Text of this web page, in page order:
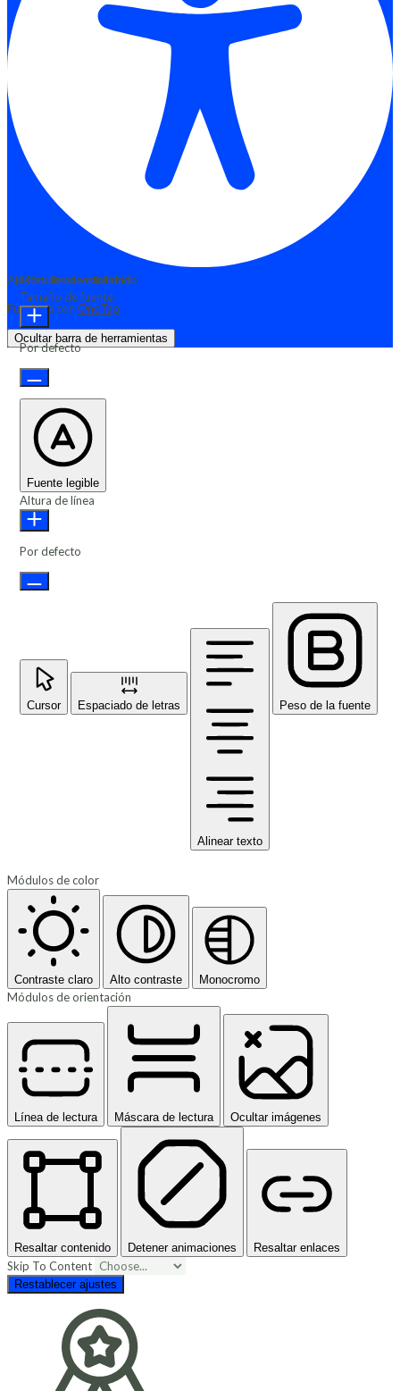
Ajustes de accesibilidad
Funciona con OneTap
Ocultar barra de herramientas
Módulos de contenido
Tamaño de fuente
Por defecto
Fuente legible
Altura de línea
Por defecto
Cursor Espaciado de letras
Alinear texto
Peso de la fuente
Módulos de color
Contraste claro Alto contraste Monocromo
Módulos de orientación
Línea de lectura Máscara de lectura Ocultar imágenes
Resaltar contenido Detener animaciones Resaltar enlaces
Skip To Content
Restablecer ajustes